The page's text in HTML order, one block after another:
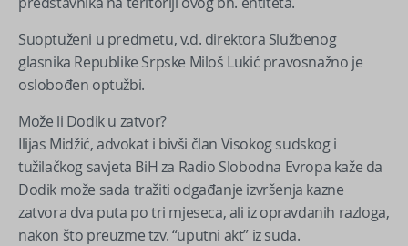
Suoptuženi u predmetu, v.d. direktora Službenog
glasnika Republike Srpske Miloš Lukić pravosnažno je
oslobođen optužbi.
Može li Dodik u zatvor?
Ilijas Midžić, advokat i bivši član Visokog sudskog i
tužilačkog savjeta BiH za Radio Slobodna Evropa kaže da
Dodik može sada tražiti odgađanje izvršenja kazne
zatvora dva puta po tri mjeseca, ali iz opravdanih razloga,
nakon što preuzme tzv. “uputni akt” iz suda.